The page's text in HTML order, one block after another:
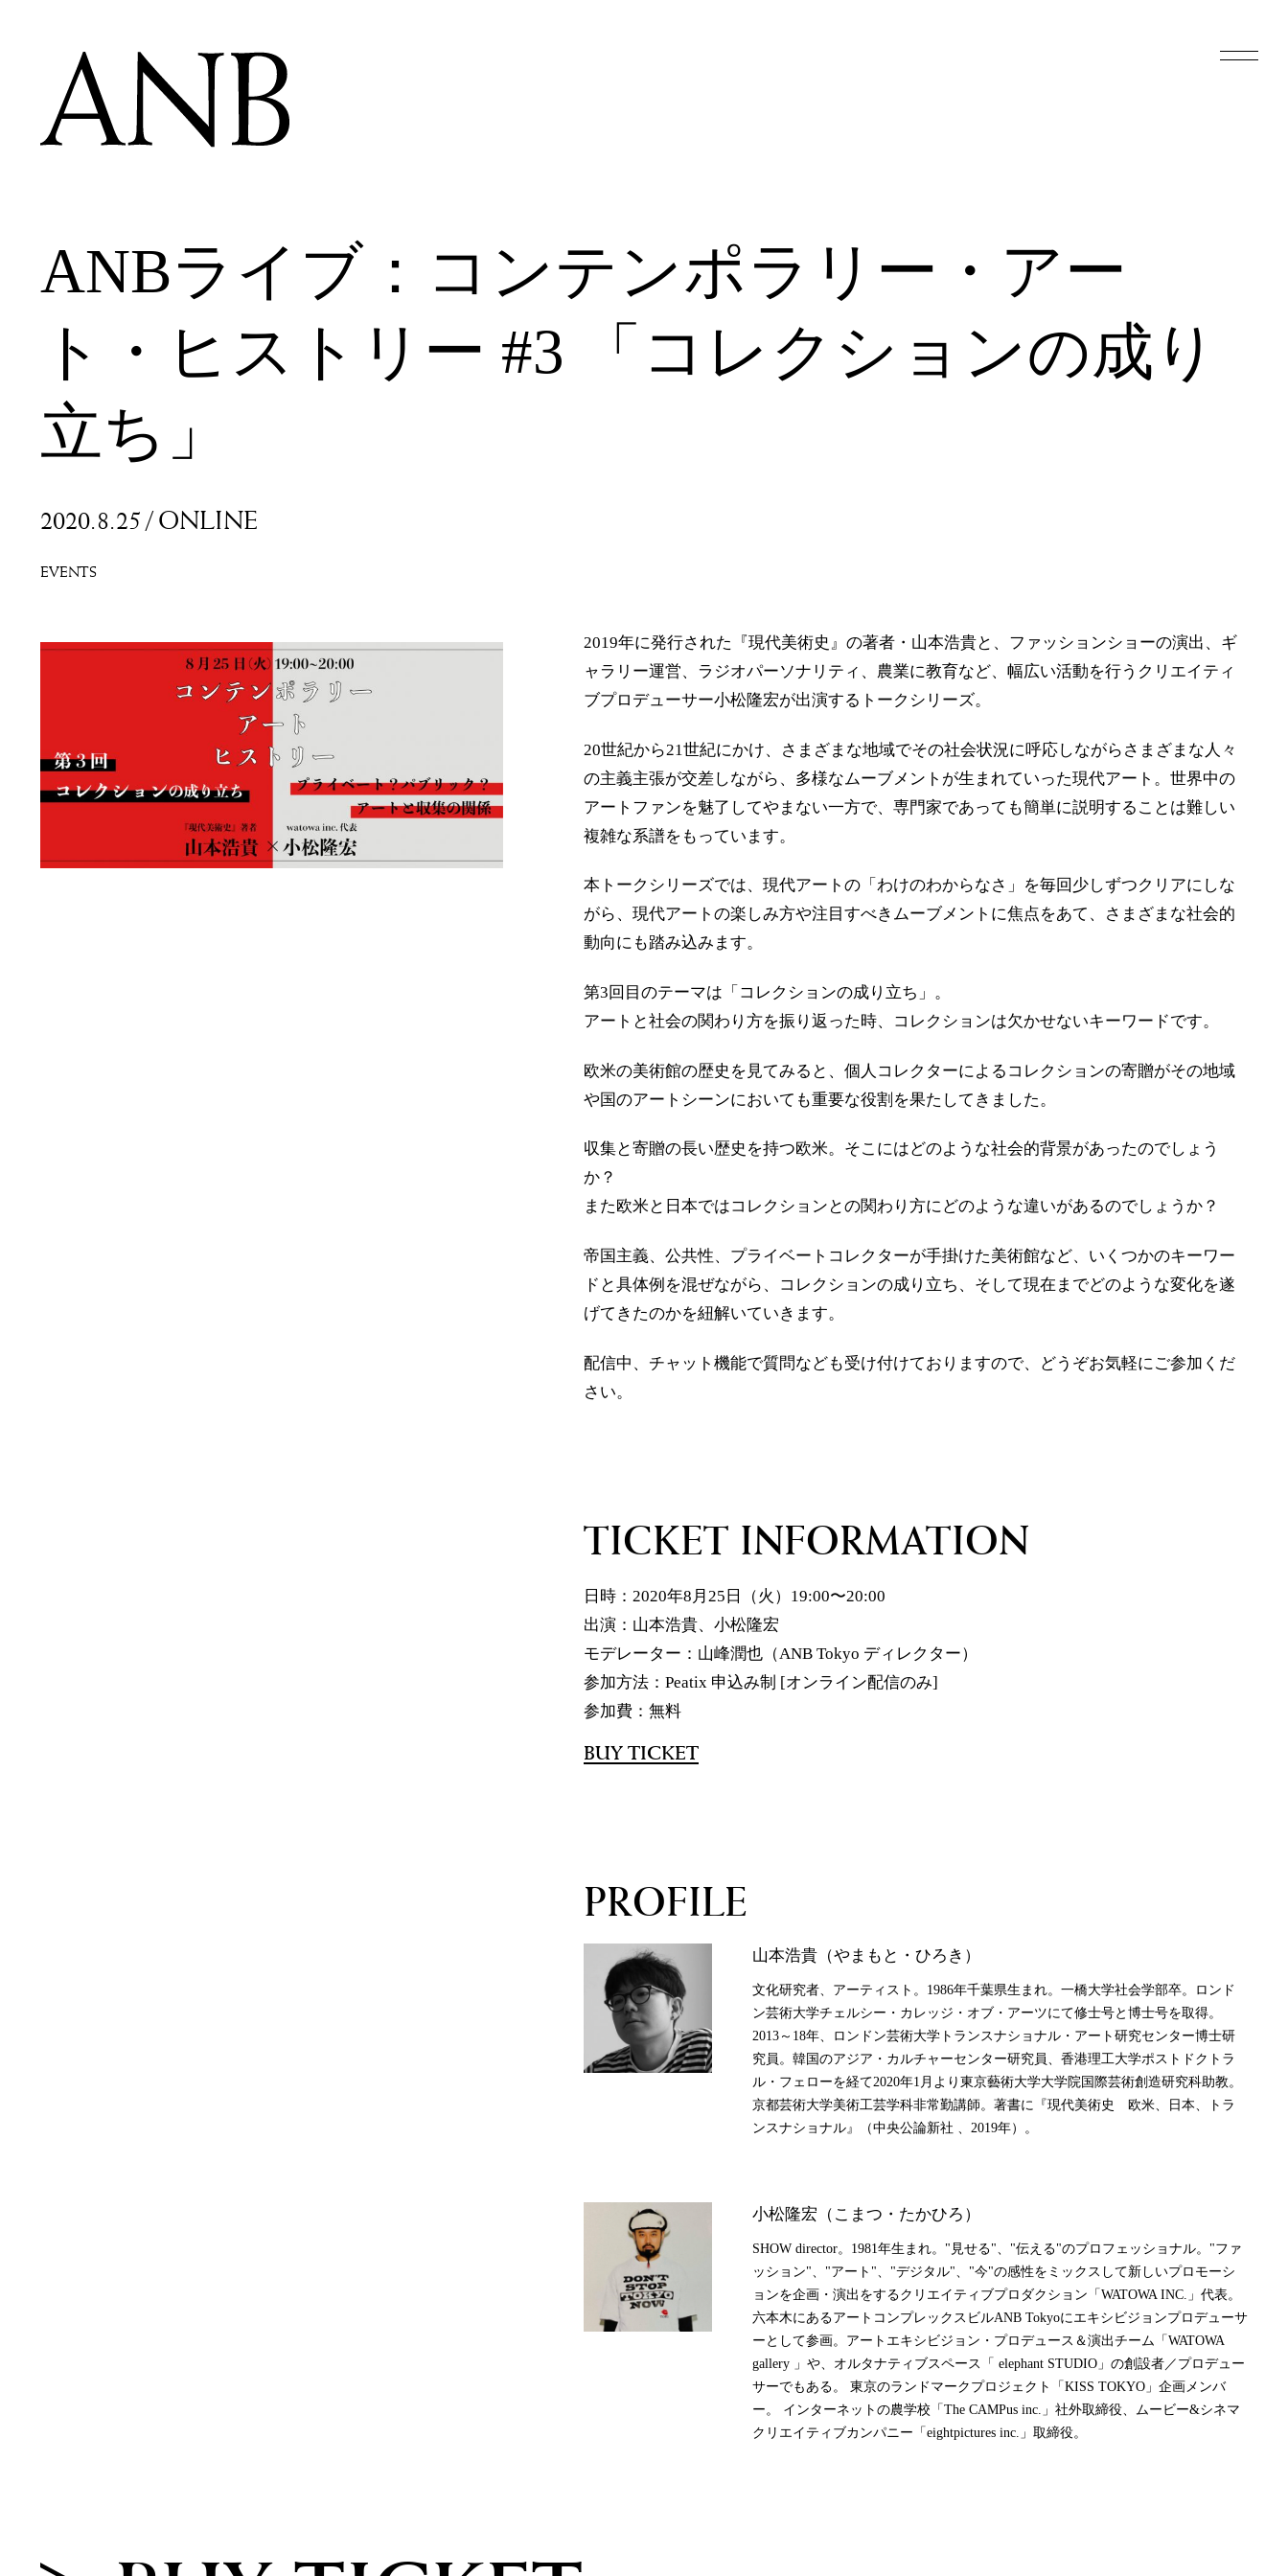
ANB Tokyo
EVENTS
NEWS
ABOUT US
ANB Tokyo
EVENTS
NEWS
ABOUT US
ANBライブ：コンテンポラリー・アー
ト・ヒストリー #3 「コレクションの成り
立ち」
2020.8.25/ONLINE
EVENTS
2019年に発行された『現代美術史』の著者・山本浩貴と、ファッションショーの演出、ギ
ャラリー運営、ラジオパーソナリティ、農業に教育など、幅広い活動を行うクリエイティ
ブプロデューサー小松隆宏が出演するトークシリーズ。
20世紀から21世紀にかけ、さまざまな地域でその社会状況に呼応しながらさまざまな人々
の主義主張が交差しながら、多様なムーブメントが生まれていった現代アート。世界中の
アートファンを魅了してやまない一方で、専門家であっても簡単に説明することは難しい
複雑な系譜をもっています。
本トークシリーズでは、現代アートの「わけのわからなさ」を毎回少しずつクリアにしな
がら、現代アートの楽しみ方や注目すべきムーブメントに焦点をあて、さまざまな社会的
動向にも踏み込みます。
第3回目のテーマは「コレクションの成り立ち」。
アートと社会の関わり方を振り返った時、コレクションは欠かせないキーワードです。
欧米の美術館の歴史を見てみると、個人コレクターによるコレクションの寄贈がその地域
や国のアートシーンにおいても重要な役割を果たしてきました。
収集と寄贈の長い歴史を持つ欧米。そこにはどのような社会的背景があったのでしょう
か？
また欧米と日本ではコレクションとの関わり方にどのような違いがあるのでしょうか？
帝国主義、公共性、プライベートコレクターが手掛けた美術館など、いくつかのキーワー
ドと具体例を混ぜながら、コレクションの成り立ち、そして現在までどのような変化を遂
げてきたのかを紐解いていきます。
配信中、チャット機能で質問なども受け付けておりますので、どうぞお気軽にご参加くだ
さい。
TICKET INFORMATION
日時：2020年8月25日（火）19:00〜20:00
出演：山本浩貴、小松隆宏
モデレーター：山峰潤也（ANB Tokyo ディレクター）
参加方法：Peatix 申込み制 [オンライン配信のみ]
参加費：無料
BUY TICKET
PROFILE
山本浩貴（やまもと・ひろき）
文化研究者、アーティスト。1986年千葉県生まれ。一橋大学社会学部卒。ロンド
ン芸術大学チェルシー・カレッジ・オブ・アーツにて修士号と博士号を取得。
2013～18年、ロンドン芸術大学トランスナショナル・アート研究センター博士研
究員。韓国のアジア・カルチャーセンター研究員、香港理工大学ポストドクトラ
ル・フェローを経て2020年1月より東京藝術大学大学院国際芸術創造研究科助教。
京都芸術大学美術工芸学科非常勤講師。著書に『現代美術史 欧米、日本、トラ
ンスナショナル』（中央公論新社 、2019年）。
小松隆宏（こまつ・たかひろ）
SHOW director。1981年生まれ。"見せる"、"伝える"のプロフェッショナル。"ファ
ッション"、"アート"、"デジタル"、"今"の感性をミックスして新しいプロモーシ
ョンを企画・演出をするクリエイティブプロダクション「WATOWA INC.」代表。
六本木にあるアートコンプレックスビルANB Tokyoにエキシビジョンプロデューサ
ーとして参画。アートエキシビジョン・プロデュース＆演出チーム「WATOWA
gallery 」や、オルタナティブスペース「 elephant STUDIO」の創設者／プロデュー
サーでもある。 東京のランドマークプロジェクト「KISS TOKYO」企画メンバ
ー。 インターネットの農学校「The CAMPus inc.」社外取締役、ムービー&シネマ
クリエイティブカンパニー「eightpictures inc.」取締役。